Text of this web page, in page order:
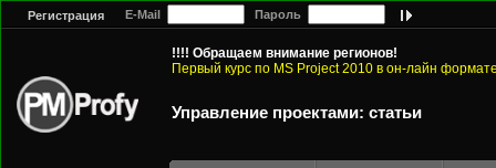
Регистрация E-Mail Пароль
!!!! Обращаем внимание регионов!
Первый курс по MS Project 2010 в он-лайн
Управление проектами: статьи